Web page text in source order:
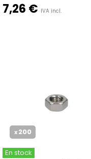
7,26 € IVA incl.
x 200
En stock